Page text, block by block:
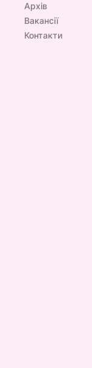
Архів
Вакансії
Контакти